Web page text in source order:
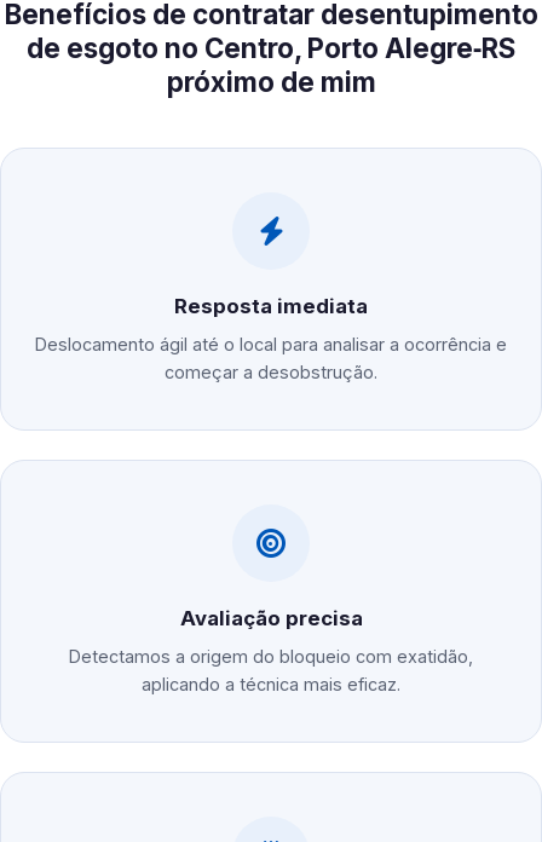
Benefícios de contratar desentupimento
de esgoto no Centro, Porto Alegre‑RS
próximo de mim
Resposta imediata
Deslocamento ágil até o local para analisar a ocorrência e
começar a desobstrução.
Avaliação precisa
Detectamos a origem do bloqueio com exatidão,
aplicando a técnica mais eficaz.